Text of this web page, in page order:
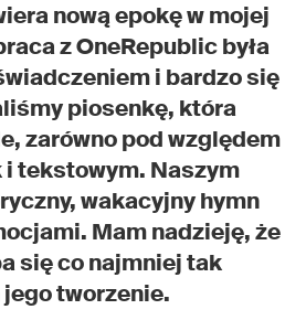
nową epokę w mojej
z OneRepublic była
i bardzo się
piosenkę, która
zarówno pod względem
i tekstowym. Naszym
wakacyjny hymn
Mam nadzieję, że
się co najmniej tak
tworzenie.